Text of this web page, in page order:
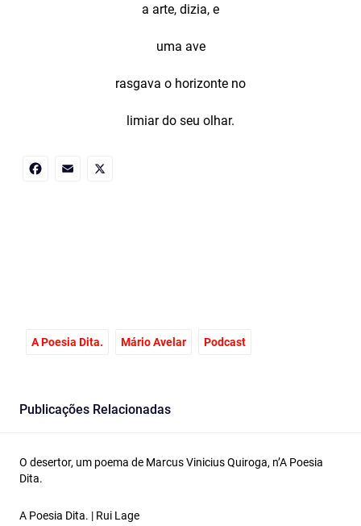
a arte, dizia, e
uma ave
rasgava o horizonte no
limiar do seu olhar.
A Poesia Dita. Mário Avelar Podcast
Publicações Relacionadas
O desertor, um poema de Marcus Vinicius Quiroga, n’A Poesia
Dita.
A Poesia Dita. | Rui Lage